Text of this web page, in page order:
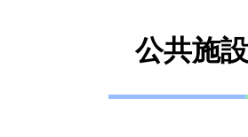
公共施